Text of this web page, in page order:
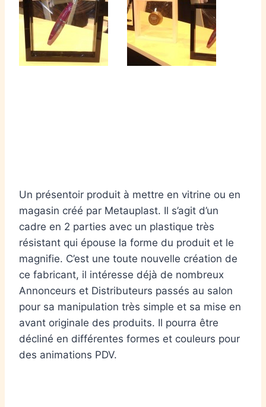
Un présentoir produit à mettre en vitrine ou en
magasin créé par Metauplast. Il s’agit d’un
cadre en 2 parties avec un plastique très
résistant qui épouse la forme du produit et le
magnifie. C’est une toute nouvelle création de
ce fabricant, il intéresse déjà de nombreux
Annonceurs et Distributeurs passés au salon
pour sa manipulation très simple et sa mise en
avant originale des produits. Il pourra être
décliné en différentes formes et couleurs pour
des animations PDV.